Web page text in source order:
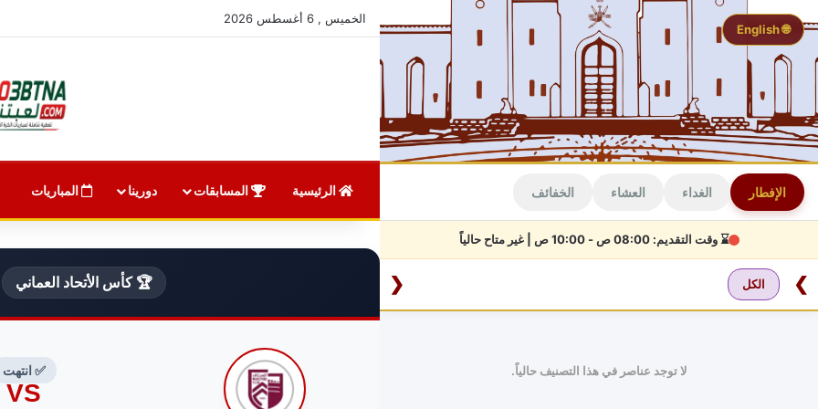
🌐 English
الإفطار الغداء العشاء الخفائف
⌛ وقت التقديم: 08:00 ص - 10:00 ص | غير متاح حالياً
❯ الكل ❮
لا توجد عناصر في هذا التصنيف حالياً.
الخميس , 6 أغسطس 2026
الرئيسية المسابقات دورينا المباريات
🏆 كأس الأتحاد العماني
✅ انتهت
VS